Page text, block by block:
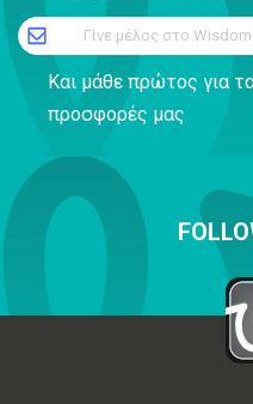
Γίνε μέλος στο Wisdom
Και μάθε πρώτος για
προσφορές μας